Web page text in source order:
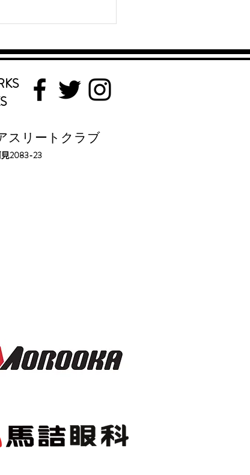
学総体 SHARKS
スリートクラブ
2083-23